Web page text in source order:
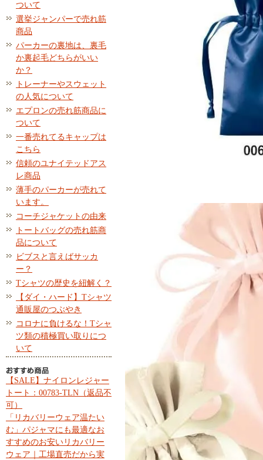
ついて
選挙ジャンパーで売れ筋
商品
パーカーの裏地は、裏毛
か裏起毛どちらがいい
か？
トレーナーやスウェット
の人気について
エプロンの売れ筋商品に
ついて
一番売れてるキャップは
こちら
信頼のユナイテッドアス
レ商品
薄手のパーカーが売れて
います。
コーチジャケットの由来
トートバッグの売れ筋商
品について
ビブスと言えばサッカ
ー？
Tシャツの歴史を紐解く？
【ダイ・ハード】Tシャツ
通販屋のつぶやき
コロナに負けるな！Tシャ
ツ類の積極買い取りにつ
いて
【SALE】ナイロンレジャー
トート：00783-TLN（返品不
可）
「リカバリーウェア温たい
む」パジャマにも最適なお
すすめのお安いリカバリー
ウェア｜工場直売だから実